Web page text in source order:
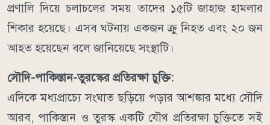
প্রণালি দিয়ে চলাচলের সময় তাদের ১৫টি জাহাজ হামলার
শিকার হয়েছে। এসব ঘটনায় একজন ক্রু নিহত এবং ২০ জন
আহত হয়েছেন বলে জানিয়েছে সংস্থাটি।
সৌদি-পাকিস্তান-তুরস্কের প্রতিরক্ষা চুক্তি:
এদিকে মধ্যপ্রাচ্যে সংঘাত ছড়িয়ে পড়ার আশঙ্কার মধ্যে সৌদি
আরব, পাকিস্তান ও তুরস্ক একটি যৌথ প্রতিরক্ষা চুক্তিতে সই